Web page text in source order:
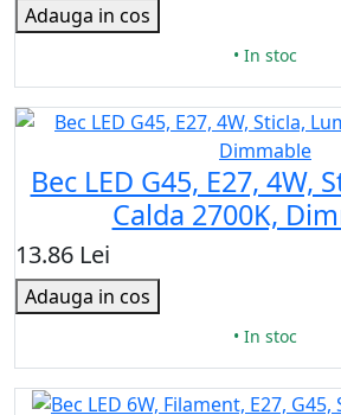
Adauga in cos
• In stoc
Bec LED G45, E27, 4W,
Calda 2700K,
13.86 Lei
Adauga in cos
• In stoc